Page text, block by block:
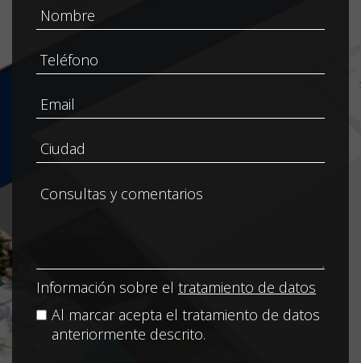
Información sobre el tratamiento de datos
Al marcar acepta el tratamiento de datos
anteriormente descrito.